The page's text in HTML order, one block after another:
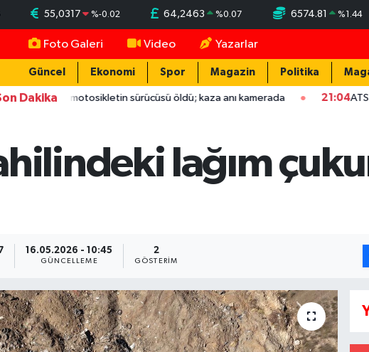
55,0317 %-0.02 64,2463 %0.07 6574.81 %1.44
Foto Galeri Video Yazarlar
Güncel Ekonomi Spor Magazin Politika
Dakika
motosikletin sürücüsü öldü; kaza anı kamerada 21:04ATSO başkan
lağım
16.05.2026 - 10:45
GÜNCELLEME
2
GÖSTERIM